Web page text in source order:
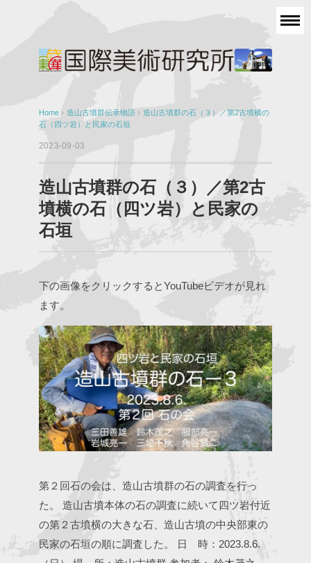
Home › 造山古墳群伝承物語 › 造山古墳群の石（３）／第2古墳横の
石（四ツ岩）と民家の石垣
2023-09-03
造山古墳群の石（３）／第2古
墳横の石（四ツ岩）と民家の
石垣
下の画像をクリックするとYouTubeビデオが見れ
ます。
第２回石の会は、造山古墳群の石の調査を行っ
た。 造山古墳本体の石の調査に続いて四ツ岩付近
の第２古墳横の大きな石、造山古墳の中央部東の
民家の石垣の順に調査した。
日 時：2023.8.6.